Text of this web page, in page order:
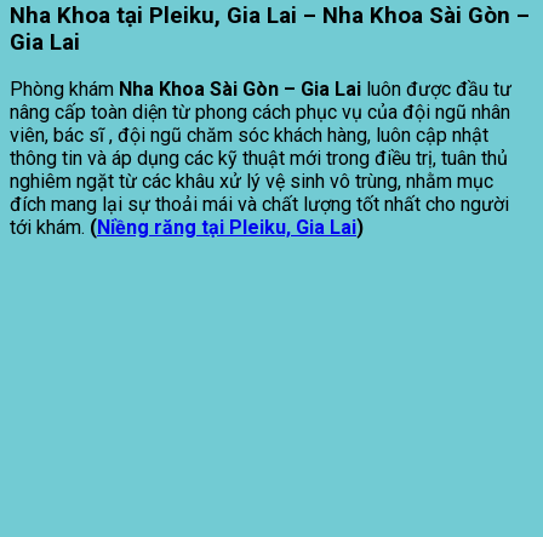
Nha Khoa tại Pleiku, Gia Lai – Nha Khoa Sài Gòn –
Gia Lai
Phòng khám Nha Khoa Sài Gòn – Gia Lai luôn được đầu tư
nâng cấp toàn diện từ phong cách phục vụ của đội ngũ nhân
viên, bác sĩ , đội ngũ chăm sóc khách hàng, luôn cập nhật
thông tin và áp dụng các kỹ thuật mới trong điều trị, tuân thủ
nghiêm ngặt từ các khâu xử lý vệ sinh vô trùng, nhằm mục
đích mang lại sự thoải mái và chất lượng tốt nhất cho người
tới khám. (Niềng răng tại Pleiku, Gia Lai)